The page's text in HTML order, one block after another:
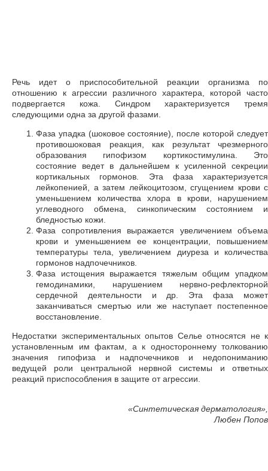
Речь идет о приспособительной реакции организма по
отношению к агрессии различного характера, которой часто
подвергается кожа. Синдром характеризуется тремя
следующими одна за другой фазами.
Фаза упадка (шоковое состояние), после которой следует
противошоковая реакция, как результат чрезмерного
образования гипофизом кортикостимулина. Это
состояние ведет в дальнейшем к усиленной секреции
кортикальных гормонов. Эта фаза характеризуется
лейкопенией, а затем лейкоцитозом, сгущением крови с
уменьшением количества хлора в крови, нарушением
углеводного обмена, синкопическим состоянием и
бледностью кожи.
Фаза сопротивления выражается увеличением объема
крови и уменьшением ее концентрации, повышением
температуры тела, увеличением диуреза и количества
гормонов надпочечников.
Фаза истощения выражается тяжелым общим упадком
гемодинамики, нарушением нервно-рефлекторной
сердечной деятельности и др. Эта фаза может
заканчиваться смертью или же наступает постепенное
восстановление.
Недостатки экспериментальных опытов Селье относятся не к
установленным им фактам, а к одностороннему толкованию
значения гипофиза и надпочечников и недопониманию
ведущей роли центральной нервной системы и ответных
реакций приспособления в защите от агрессии.
«Синтетическая дерматология»,
Любен Попов